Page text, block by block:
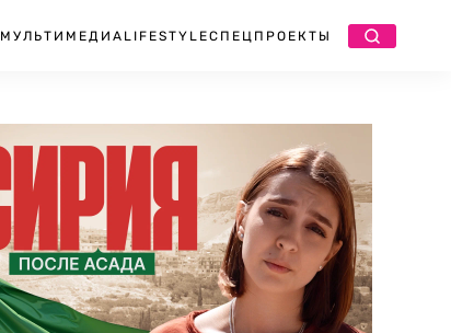
МУЛЬТИМЕДИА LIFESTYLEСПЕЦПРОЕКТЫ